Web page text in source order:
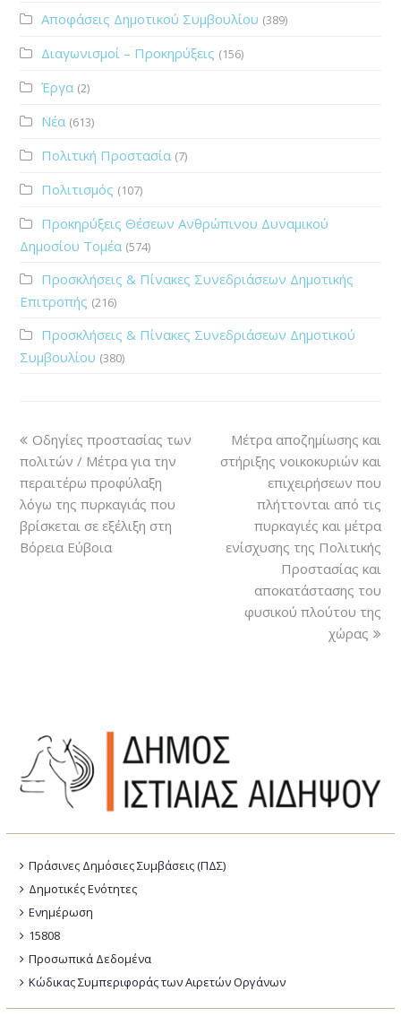
Αποφάσεις Δημοτικού Συμβουλίου (389)
Διαγωνισμοί – Προκηρύξεις (156)
Έργα (2)
Νέα (613)
Πολιτική Προστασία (7)
Πολιτισμός (107)
Προκηρύξεις Θέσεων Ανθρώπινου Δυναμικού
Δημοσίου Τομέα (574)
Προσκλήσεις & Πίνακες Συνεδριάσεων Δημοτικής
Επιτροπής (216)
Προσκλήσεις & Πίνακες Συνεδριάσεων Δημοτικού
Συμβουλίου (380)
Οδηγίες προστασίας των
πολιτών / Μέτρα για την
περαιτέρω προφύλαξη
λόγω της πυρκαγιάς που
βρίσκεται σε εξέλιξη στη
Βόρεια Εύβοια
Μέτρα αποζημίωσης και
στήριξης νοικοκυριών και
επιχειρήσεων που
πλήττονται από τις
πυρκαγιές και μέτρα
ενίσχυσης της Πολιτικής
Προστασίας και
αποκατάστασης του
φυσικού πλούτου της
χώρας
Πράσινες Δημόσιες Συμβάσεις (ΠΔΣ)
Δημοτικές Ενότητες
Ενημέρωση
15808
Προσωπικά Δεδομένα
Κώδικας Συμπεριφοράς των Αιρετών Οργάνων